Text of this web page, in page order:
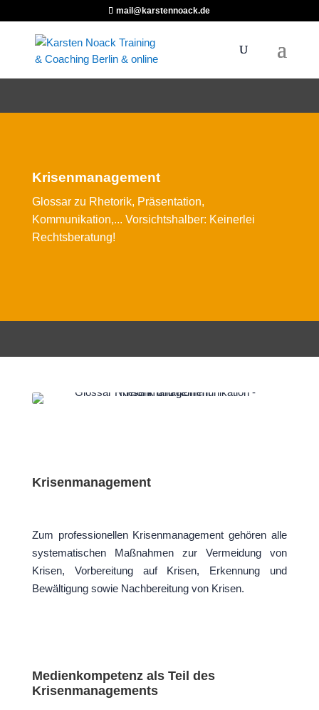
mail@karstennoack.de
Krisenmanagement
Glossar zu Rhetorik, Präsentation,
Kommunikation,... Vorsichtshalber: Keinerlei
Rechtsberatung!
Krisenmanagement
Zum professionellen Krisenmanagement gehören alle
systematischen Maßnahmen zur Vermeidung von
Krisen, Vorbereitung auf Krisen, Erkennung und
Bewältigung sowie Nachbereitung von Krisen.
Medienkompetenz als Teil des
Krisenmanagements